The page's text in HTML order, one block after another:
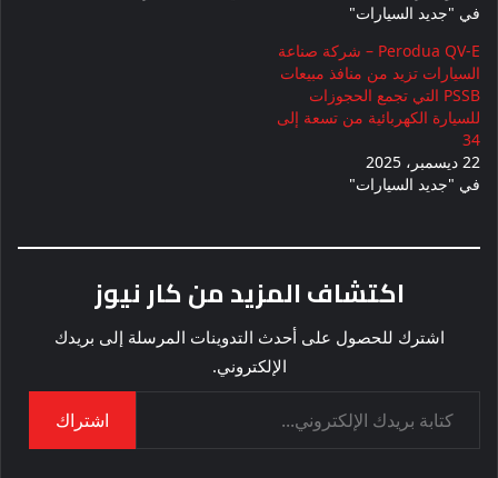
في "جديد السيارات"
Perodua QV-E – شركة صناعة
السيارات تزيد من منافذ مبيعات
PSSB التي تجمع الحجوزات
للسيارة الكهربائية من تسعة إلى
34
22 ديسمبر، 2025
في "جديد السيارات"
اكتشاف المزيد من كار نيوز
اشترك للحصول على أحدث التدوينات المرسلة إلى بريدك
الإلكتروني.
اشتراك